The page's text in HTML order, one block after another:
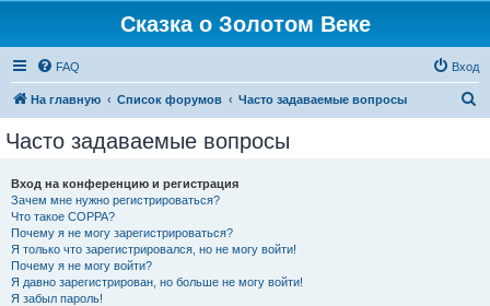
Сказка о Золотом Веке
FAQ Вход
На главную Список форумов Часто задаваемые вопросы
Часто задаваемые вопросы
Вход на конференцию и регистрация
Зачем мне нужно регистрироваться?
Что такое COPPA?
Почему я не могу зарегистрироваться?
Я только что зарегистрировался, но не могу войти!
Почему я не могу войти?
Я давно зарегистрирован, но больше не могу войти!
Я забыл пароль!